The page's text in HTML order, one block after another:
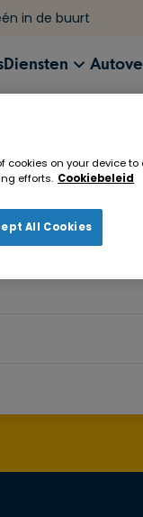
in de buurt
Diensten
cookies on your device
efforts. Cookiebeleid
All Cookies